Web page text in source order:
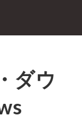
ダウ